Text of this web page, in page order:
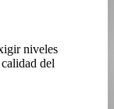
niveles
del